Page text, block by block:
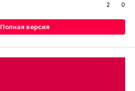
2 0
Полная версия